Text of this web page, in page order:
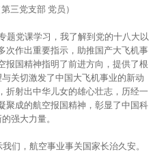
三党支部 党员）
题党课学习，我了解到党的十八大以
次作出重要指示，助推国产大飞机事
报国精神指明了前进方向，提供了根
关切激发了中国大飞机事业的新动
折射出中华儿女的雄心壮志，历经一
聚成的航空报国精神，彰显了中国科
强大力量。
们，航空事业事关国家长治久安。